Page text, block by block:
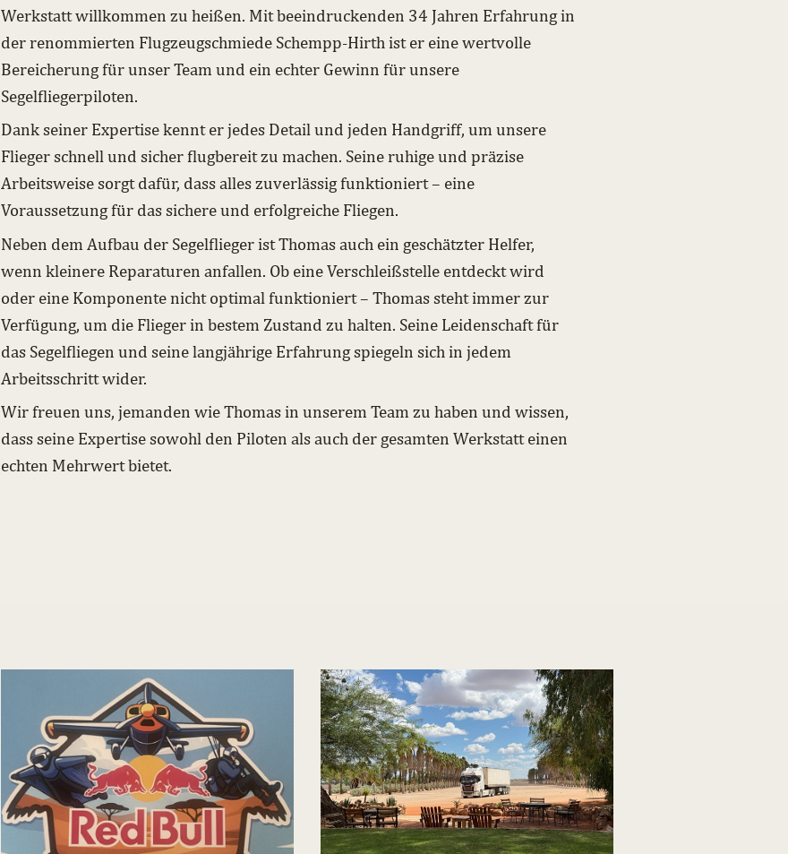
Werkstatt willkommen zu heißen. Mit beeindruckenden 34 Jahren Erfahrung in
der renommierten Flugzeugschmiede Schempp-Hirth ist er eine wertvolle
Bereicherung für unser Team und ein echter Gewinn für unsere
Segelfliegerpiloten.
Dank seiner Expertise kennt er jedes Detail und jeden Handgriff, um unsere
Flieger schnell und sicher flugbereit zu machen. Seine ruhige und präzise
Arbeitsweise sorgt dafür, dass alles zuverlässig funktioniert – eine
Voraussetzung für das sichere und erfolgreiche Fliegen.
Neben dem Aufbau der Segelflieger ist Thomas auch ein geschätzter Helfer,
wenn kleinere Reparaturen anfallen. Ob eine Verschleißstelle entdeckt wird
oder eine Komponente nicht optimal funktioniert – Thomas steht immer zur
Verfügung, um die Flieger in bestem Zustand zu halten. Seine Leidenschaft für
das Segelfliegen und seine langjährige Erfahrung spiegeln sich in jedem
Arbeitsschritt wider.
Wir freuen uns, jemanden wie Thomas in unserem Team zu haben und wissen,
dass seine Expertise sowohl den Piloten als auch der gesamten Werkstatt einen
echten Mehrwert bietet.